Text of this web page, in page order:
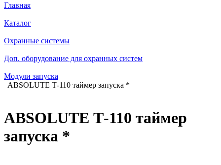
Главная
Каталог
Охранные системы
Доп. оборудование для охранных систем
Модули запуска
ABSOLUTE Т-110 таймер запуска *
ABSOLUTE Т-110 таймер
запуска *